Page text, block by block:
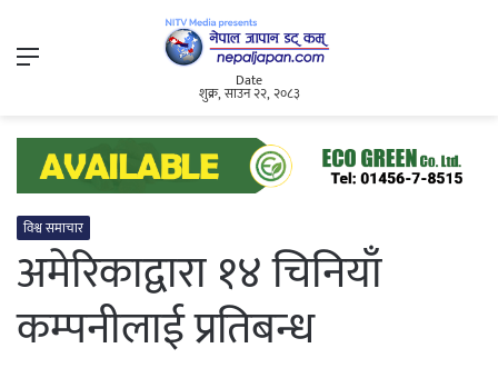
Menu
Date
शुक्र, साउन २२, २०८३
विश्व समाचार
अमेरिकाद्वारा १४ चिनियाँ
कम्पनीलाई प्रतिबन्ध